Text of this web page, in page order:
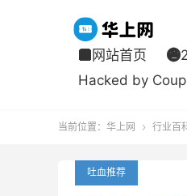
 网站首页 
Hacked by
当前位置： 华上网  行业百
吐血推荐